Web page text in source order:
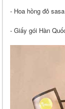
- Hoa hồng đỏ sasa
- Giấy gói Hàn